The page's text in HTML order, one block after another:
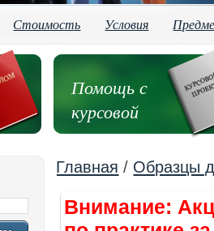
Стоимость Условия
Помощь с
курсовой
Главная / Образцы
Внимание: